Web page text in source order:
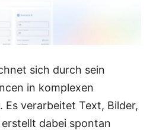
sich durch sein
in komplexen
Es verarbeitet Text, Bilder,
dabei spontan